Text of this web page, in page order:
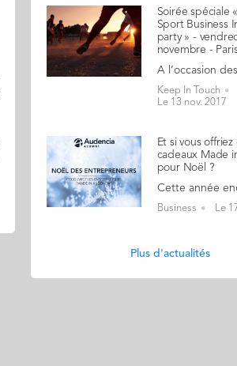
Soirée spéciale
Sport Business
party » -
novembre -
Keep In Touch
Le 13 nov. 2017
Et si vous offriez
cadeaux Made
pour Noël ?
Business Le
Plus d'actualités